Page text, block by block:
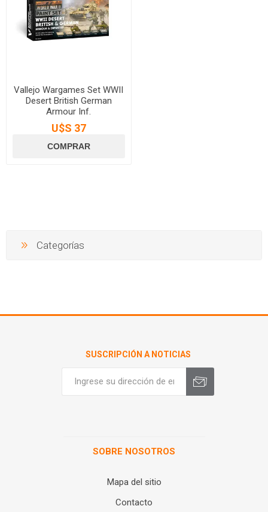
Vallejo Wargames Set WWII
Desert British German
Armour Inf.
U$S 37
Categorías
SUSCRIPCIÓN A NOTICIAS
SOBRE NOSOTROS
Mapa del sitio
Contacto